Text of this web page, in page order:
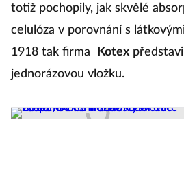
totiž pochopily, jak skvělé
celulóza v porovnání s
1918 tak firma
Kotex
jednorázovou vložku.